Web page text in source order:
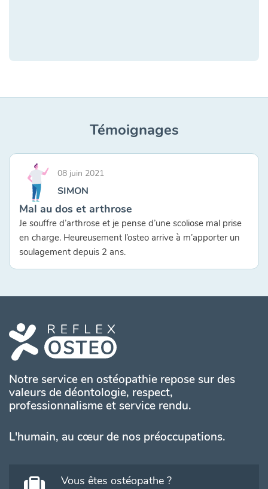
Témoignages
08 juin 2021
SIMON
Mal au dos et arthrose
Je souffre d’arthrose et je pense d’une scoliose mal prise
en charge. Heureusement l’osteo arrive à m’apporter un
soulagement depuis 2 ans.
Notre service en ostéopathie repose sur des
valeurs de déontologie, respect,
professionnalisme et service rendu.
L'humain, au cœur de nos préoccupations.
Vous êtes ostéopathe ?